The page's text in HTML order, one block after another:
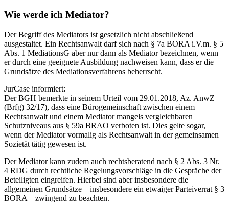
Wie werde ich Mediator?
Der Begriff des Mediators ist gesetzlich nicht abschließend
ausgestaltet. Ein Rechtsanwalt darf sich nach § 7a BORA i.V.m. § 5
Abs. 1 MediationsG aber nur dann als Mediator bezeichnen, wenn
er durch eine geeignete Ausbildung nachweisen kann, dass er die
Grundsätze des Mediationsverfahrens beherrscht.
JurCase informiert:
Der BGH bemerkte in seinem Urteil vom 29.01.2018, Az. AnwZ
(Brfg) 32/17), dass eine Bürogemeinschaft zwischen einem
Rechtsanwalt und einem Mediator mangels vergleichbaren
Schutzniveaus aus § 59a BRAO verboten ist. Dies gelte sogar,
wenn der Mediator vormalig als Rechtsanwalt in der gemeinsamen
Sozietät tätig gewesen ist.
Der Mediator kann zudem auch rechtsberatend nach § 2 Abs. 3 Nr.
4 RDG durch rechtliche Regelungsvorschläge in die Gespräche der
Beteiligten eingreifen. Hierbei sind aber insbesondere die
allgemeinen Grundsätze – insbesondere ein etwaiger Parteiverrat § 3
BORA – zwingend zu beachten.